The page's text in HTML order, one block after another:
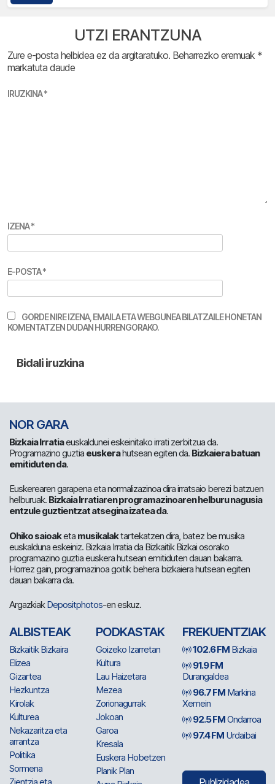
UTZI ERANTZUNA
Zure e-posta helbidea ez da argitaratuko. Beharrezko eremuak *
markatuta daude
IRUZKINA*
IZENA*
E-POSTA*
GORDE NIRE IZENA, EMAILA ETA WEBGUNEA BILATZAILE HONETAN
KOMENTATZEN DUDAN HURRENGORAKO.
NOR GARA
Bizkaia Irratiaeuskaldunei eskeinitako irrati zerbitzua da.
Programazino guztia euskerahutsean egiten da. Bizkaiera batuan
emitiduten da.
Euskerearen garapena eta normalizazinoa dira irratsaio berezi batzuen
helburuak. Bizkaia Irratiaren programazinoaren helburu nagusia
entzule guztientzat atsegina izatea da.
Ohiko saioaketa musikalaktartekatzen dira, batez be musika
euskalduna eskeiniz. Bizkaia Irratia da Bizkaitik Bizkai osorako
programazino guztia euskera hutsean emitiduten dauan bakarra.
Horrez gain, programazinoa goitik behera bizkaiera hutsean egiten
dauan bakarra da.
ArgazkiakDepositphotos-en eskuz.
ALBISTEAK
Bizkaitik Bizkaira
Elizea
Gizartea
Hezkuntza
Kirolak
Kulturea
Nekazaritza eta
arrantza
Politika
Sormena
PODKASTAK
Goizeko Izarretan
Kultura
Lau Haizetara
Mezea
Zorionagurrak
Jokoan
Garoa
Kresala
Euskera Hobetzen
Planik Plan
FREKUENTZIAK
102.6 FM Bizkaia
91.9 FM
Durangaldea
96.7 FM Markina
Xemein
92.5 FMOndarroa
97.4 FM Urdaibai